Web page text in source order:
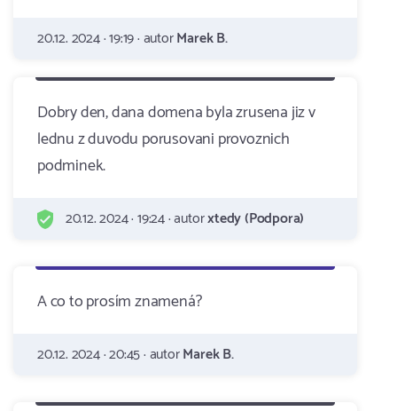
20.12. 2024 · 19:19 · autorMarek B.
Dobry den, dana domena byla zrusena jiz v
lednu z duvodu porusovani provoznich
podminek.
20.12. 2024 · 19:24 · autorxtedy (Podpora)
A co to prosím znamená?
20.12. 2024 · 20:45 · autorMarek B.